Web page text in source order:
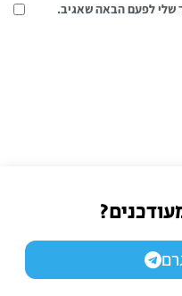
שלי לפעם הבאה שאגיב.